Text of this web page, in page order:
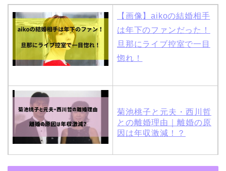
【画像】aikoの結婚相手
は年下のファンだった！
旦那にライブ控室で一目
惚れ！
菊池桃子と元夫・西川哲
との離婚理由｜離婚の原
因は年収激減！？